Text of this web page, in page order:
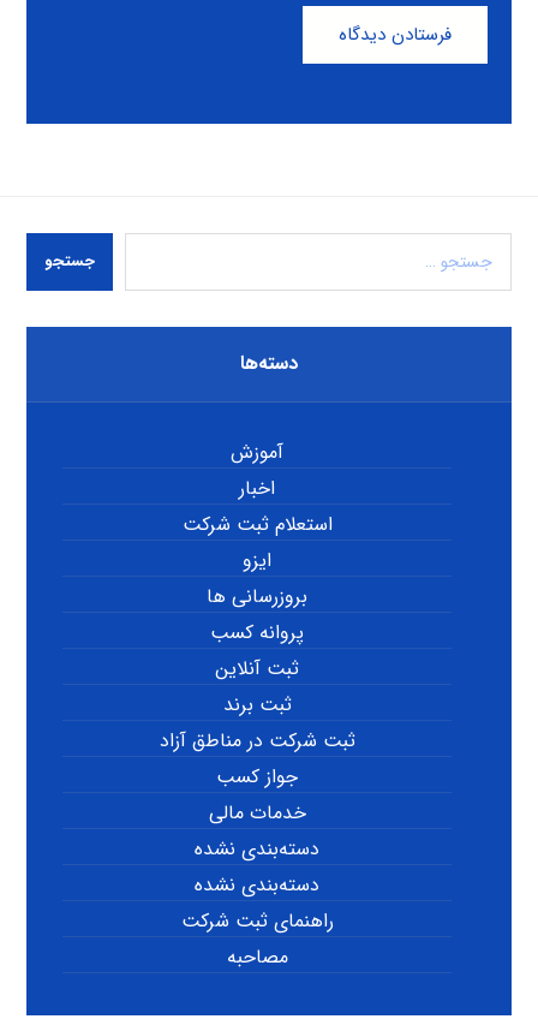
فرستادن دیدگاه
جستجو
دسته‌ها
آموزش
اخبار
استعلام ثبت شرکت
ایزو
بروزرسانی ها
پروانه کسب
ثبت آنلاین
ثبت برند
ثبت شرکت در مناطق آزاد
جواز کسب
خدمات مالی
دسته‌بندی نشده
دسته‌بندی نشده
راهنمای ثبت شرکت
مصاحبه